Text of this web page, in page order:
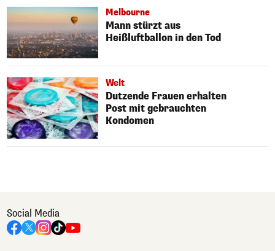
Melbourne
Mann stürzt aus
Heißluftballon in den Tod
Welt
Dutzende Frauen erhalten
Post mit gebrauchten
Kondomen
Social Media